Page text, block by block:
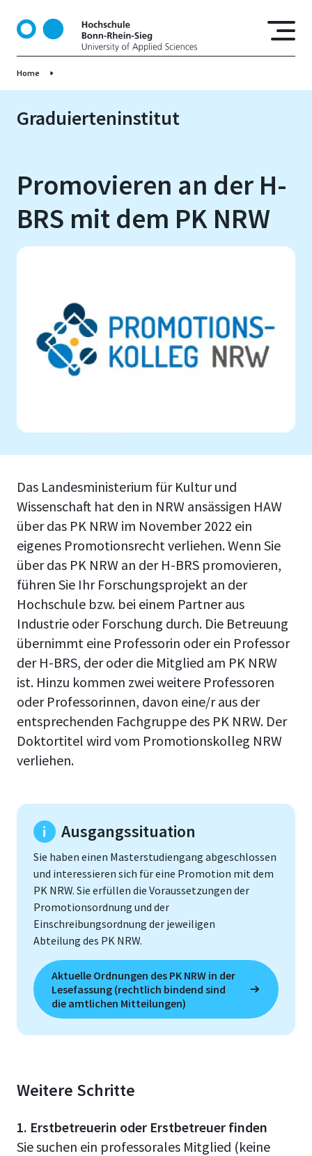
t
Home
Graduierteninstitut
Promovieren an der H-
BRS mit dem PK NRW
Das Landesministerium für Kultur und
Wissenschaft hat den in NRW ansässigen HAW
über das PK NRW im November 2022 ein
eigenes Promotionsrecht verliehen. Wenn Sie
über das PK NRW an der H-BRS promovieren,
führen Sie Ihr Forschungsprojekt an der
Hochschule bzw. bei einem Partner aus
Industrie oder Forschung durch. Die Betreuung
übernimmt eine Professorin oder ein Professor
der H-BRS, der oder die Mitglied am PK NRW
ist. Hinzu kommen zwei weitere Professoren
oder Professorinnen, davon eine/r aus der
entsprechenden Fachgruppe des PK NRW. Der
Doktortitel wird vom Promotionskolleg NRW
verliehen.
Ausgangssituation
Sie haben einen Masterstudiengang abgeschlossen
und interessieren sich für eine Promotion mit dem
PK NRW. Sie erfüllen die Voraussetzungen der
Promotionsordnung und der
Einschreibungsordnung der jeweiligen
Abteilung des PK NRW.
Aktuelle Ordnungen des PK NRW in der
Lesefassung (rechtlich bindend sind
die amtlichen Mitteilungen)
Weitere Schritte
1. Erstbetreuerin oder Erstbetreuer finden
Sie suchen ein professorales Mitglied (keine